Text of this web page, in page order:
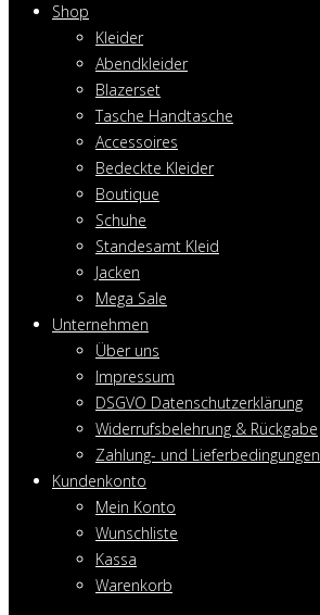
Shop
Kleider
Abendkleider
Blazerset
Tasche Handtasche
Accessoires
Bedeckte Kleider
Boutique
Schuhe
Standesamt Kleid
Jacken
Mega Sale
Unternehmen
Über uns
Impressum
DSGVO Datenschutzerklärung
Widerrufsbelehrung & Rückgabe
Zahlung- und Lieferbedingungen
Kundenkonto
Mein Konto
Wunschliste
Kassa
Warenkorb